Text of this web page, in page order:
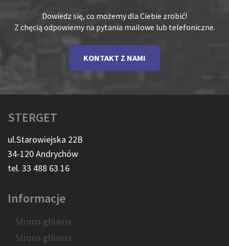
Dowiedz się, co możemy dla Ciebie zrobić!
Z chęcią odpowiemy na pytania mailowe lub telefoniczne.
KONTAKT Z NAMI
STERGET
ul.Starowiejska 22B
34-120 Andrychów
tel. 33 488 63 16
Informacje
Strona główna
Strona główna